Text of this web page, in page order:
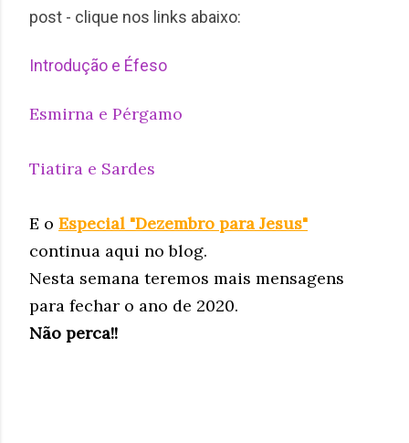
post - clique nos links abaixo:
Introdução e Éfeso
Esmirna e Pérgamo
Tiatira e Sardes
E o Especial "Dezembro para Jesus"
continua aqui no blog.
Nesta semana teremos mais mensagens
para fechar o ano de 2020.
Não perca!!